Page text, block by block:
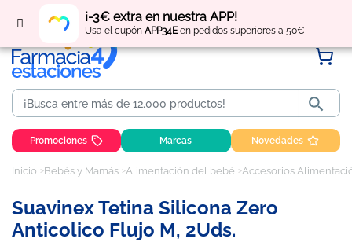
¡-3€ extra en nuestra APP!
Usa el cupón APP34Een pedidos superiores a 50€
Regístratey obtén puntos por tus compras

Promociones Marcas Novedades
Inicio Bebés y Mamás Alimentación del bebé Accesorios
Suavinex Tetina Silicona Zero
Anticolico Flujo M, 2Uds.